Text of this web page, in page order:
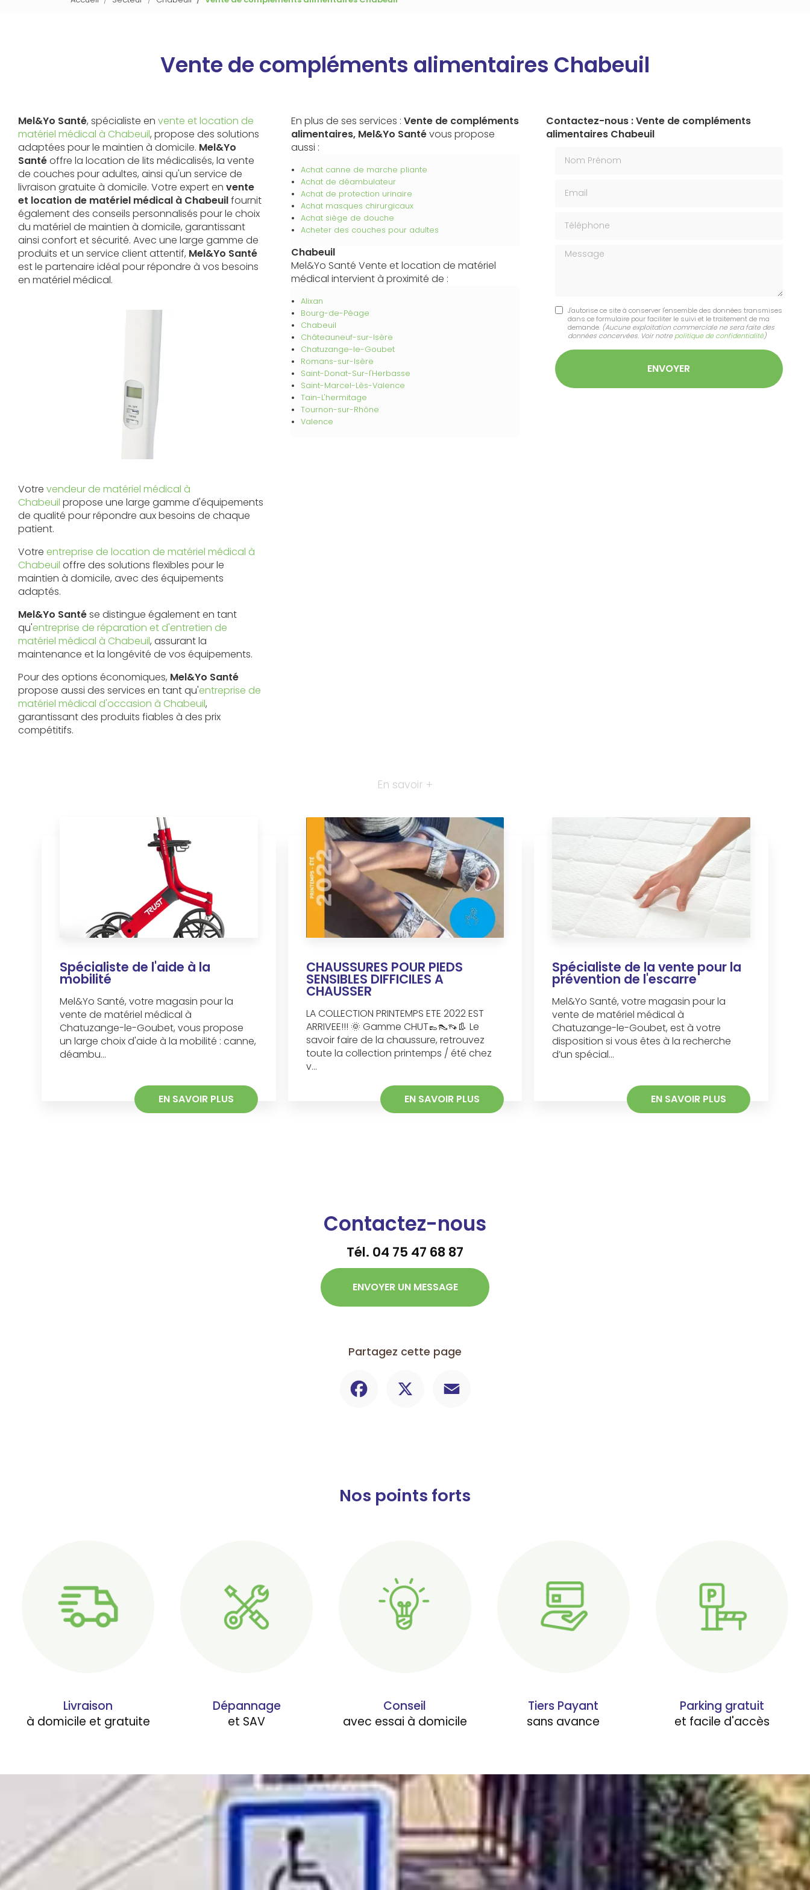
Vente de compléments alimentaires Chabeuil
Mel&Yo Santé, spécialiste en vente et location de
matériel médical à Chabeuil, propose des solutions
adaptées pour le maintien à domicile. Mel&Yo
Santéoffre la location de lits médicalisés, la vente
de couches pour adultes, ainsi qu'un service de
livraison gratuite à domicile. Votre expert en vente
et location de matériel médical à Chabeuilfournit
également des conseils personnalisés pour le choix
du matériel de maintien à domicile, garantissant
ainsi confort et sécurité. Avec une large gamme de
produits et un service client attentif, Mel&Yo Santé
est le partenaire idéal pour répondre à vos besoins
en matériel médical.
Votre vendeur de matériel médical à
Chabeuil propose une large gamme d'équipements
de qualité pour répondre aux besoins de chaque
patient.
Votre entreprise de location de matériel médical à
Chabeuil offre des solutions flexibles pour le
maintien à domicile, avec des équipements
adaptés.
Mel&Yo Santése distingue également en tant
qu'entreprise de réparation et d'entretien de
matériel médical à Chabeuil, assurant la
maintenance et la longévité de vos équipements.
Pour des options économiques, Mel&Yo Santé
propose aussi des services en tant qu'entreprise de
matériel médical d'occasion à Chabeuil,
garantissant des produits fiables à des prix
compétitifs.
En plus de ses services : Vente de compléments
alimentaires, Mel&Yo Santévous propose
aussi :
Achat canne de marche pliante
Achat de déambulateur
Achat de protection urinaire
Achat masques chirurgicaux
Achat siège de douche
Acheter des couches pour adultes
Chabeuil
Mel&Yo Santé Vente et location de matériel
médical intervient à proximité de :
Alixan
Bourg-de-Péage
Chabeuil
Châteauneuf-sur-Isère
Chatuzange-le-Goubet
Romans-sur-Isère
Saint-Donat-Sur-l'Herbasse
Saint-Marcel-Lès-Valence
Tain-L'hermitage
Tournon-sur-Rhône
Valence
Contactez-nous : Vente de compléments
alimentaires Chabeuil
Message
J'autorise ce site à conserver l'ensemble des données transmises
dans ce formulaire pour faciliter le suivi et le traitement de ma
demande. (Aucune exploitation commerciale ne sera faite des
données concervées. Voir notre politique de confidentialité)
En savoir +
Spécialiste de l'aide à la
mobilité
Mel&Yo Santé, votre magasin pour la
vente de matériel médical à
Chatuzange-le-Goubet, vous propose
un large choix d'aide à la mobilité : canne,
déambu...
EN SAVOIR PLUS
CHAUSSURES POUR PIEDS
SENSIBLES DIFFICILES A
CHAUSSER
LA COLLECTION PRINTEMPS ETE 2022 EST
ARRIVEE!!! 🌞 Gamme CHUT👞👠👡👢 Le
savoir faire de la chaussure, retrouvez
toute la collection printemps / été chez
v...
EN SAVOIR PLUS
Spécialiste de la vente pour la
prévention de l'escarre
Mel&Yo Santé, votre magasin pour la
vente de matériel médical à
Chatuzange-le-Goubet, est à votre
disposition si vous êtes à la recherche
d’un spécial...
EN SAVOIR PLUS
Contactez-nous
Tél. 04 75 47 68 87
ENVOYER UN MESSAGE
Partagez cette page
Nos points forts
Livraison
à domicile et gratuite
Dépannage
et SAV
Conseil
avec essai à domicile
Tiers Payant
sans avance
Parking gratuit
et facile d'accès